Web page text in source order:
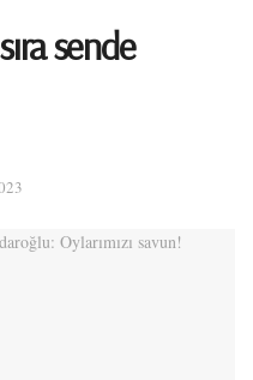
sende